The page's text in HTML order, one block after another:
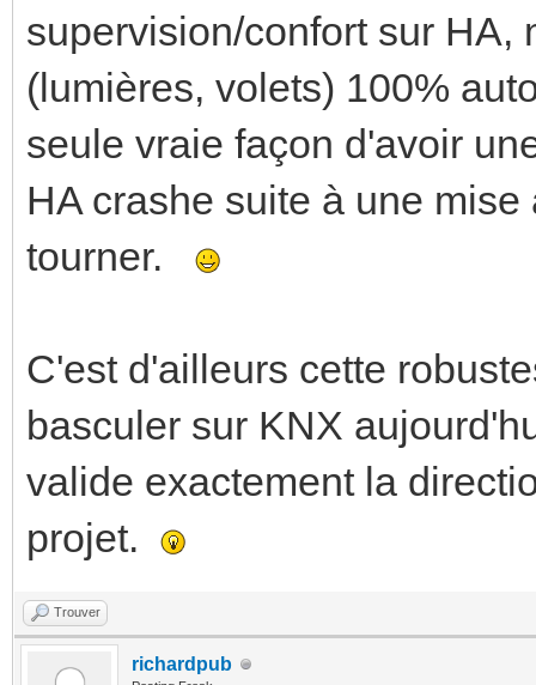
supervision/confort sur
(lumières, volets) 100%
seule vraie façon d'avoir
HA crashe suite à une
tourner.
C'est d'ailleurs cette
basculer sur KNX
valide exactement la
projet.
Trouver
richardpub